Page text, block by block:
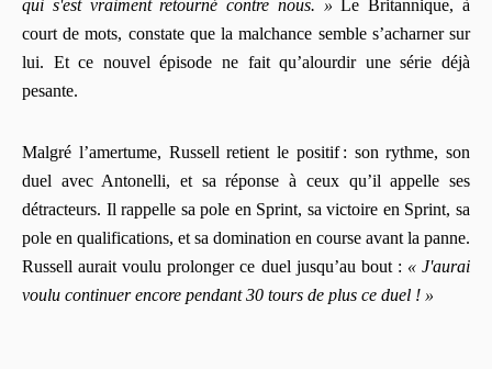
qui s'est vraiment retourné contre nous. »Le Britannique, à
court de mots, constate que la malchance semble s’acharner sur
lui. Et ce nouvel épisode ne fait qu’alourdir une série déjà
pesante.
Malgré l’amertume, Russell retient le positif : son rythme, son
duel avec Antonelli, et sa réponse à ceux qu’il appelle ses
détracteurs. Il rappelle sa pole en Sprint, sa victoire en Sprint, sa
pole en qualifications, et sa domination en course avant la panne.
Russell aurait voulu prolonger ce duel jusqu’au bout : « J'aurai
voulu continuer encore pendant 30 tours de plus ce duel ! »